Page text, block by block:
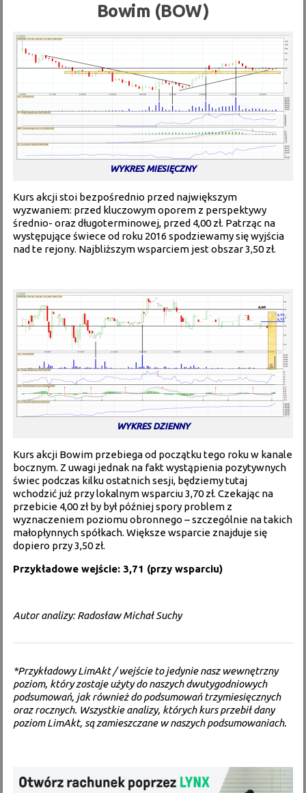
Bowim (BOW)
WYKRES MIESIĘCZNY
Kurs akcji stoi bezpośrednio przed największym
wyzwaniem: przed kluczowym oporem z perspektywy
średnio- oraz długoterminowej, przed 4,00 zł. Patrząc na
występujące świece od roku 2016 spodziewamy się wyjścia
nad te rejony. Najbliższym wsparciem jest obszar 3,50 zł.
WYKRES DZIENNY
Kurs akcji Bowim przebiega od początku tego roku w kanale
bocznym. Z uwagi jednak na fakt wystąpienia pozytywnych
świec podczas kilku ostatnich sesji, będziemy tutaj
wchodzić już przy lokalnym wsparciu 3,70 zł. Czekając na
przebicie 4,00 zł by był później spory problem z
wyznaczeniem poziomu obronnego – szczególnie na takich
małopłynnych spółkach. Większe wsparcie znajduje się
dopiero przy 3,50 zł.
Przykładowe wejście: 3,71 (przy wsparciu)
Autor analizy: Radosław Michał Suchy
*Przykładowy LimAkt / wejście to jedynie nasz wewnętrzny
poziom, który zostaje użyty do naszych dwutygodniowych
podsumowań, jak również do podsumowań trzymiesięcznych
oraz rocznych. Wszystkie analizy, których kurs przebił dany
poziom LimAkt, są zamieszczane w naszych podsumowaniach.